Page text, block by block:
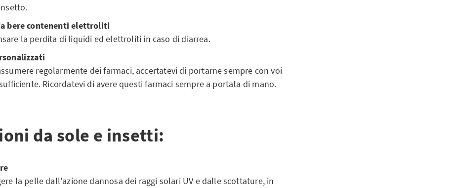
bere contenenti elettroliti
la perdita di liquidi ed elettroliti in caso di diarrea.
regolarmente dei farmaci, accertatevi di portarne sempre con voi
Ricordatevi di avere questi farmaci sempre a portata di mano.
da sole e insetti:
la pelle dall'azione dannosa dei raggi solari UV e dalle scottature, in